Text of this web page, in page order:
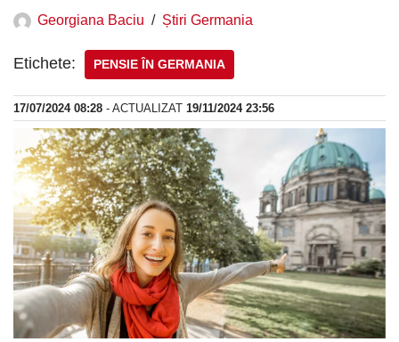
Georgiana Baciu Știri Germania
Etichete: PENSIE ÎN GERMANIA
17/07/2024 08:28 - ACTUALIZAT 19/11/2024 23:56